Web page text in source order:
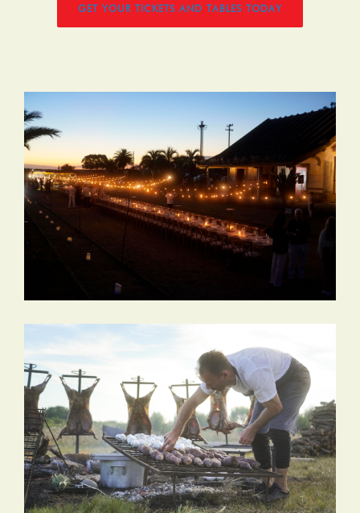
GET YOUR TICKETS AND TABLES TODAY